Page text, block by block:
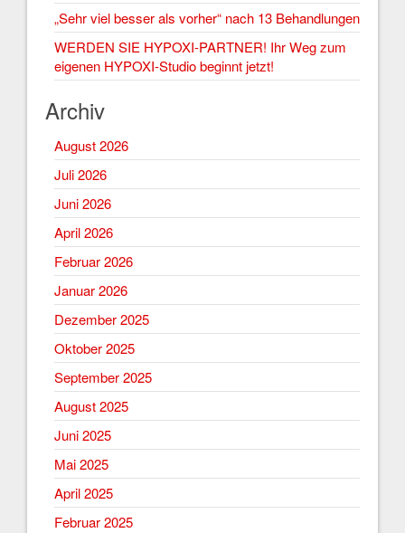
„Sehr viel besser als vorher“ nach 13 Behandlungen
WERDEN SIE HYPOXI-PARTNER! Ihr Weg zum
eigenen HYPOXI-Studio beginnt jetzt!
Archiv
August 2026
Juli 2026
Juni 2026
April 2026
Februar 2026
Januar 2026
Dezember 2025
Oktober 2025
September 2025
August 2025
Juni 2025
Mai 2025
April 2025
Februar 2025